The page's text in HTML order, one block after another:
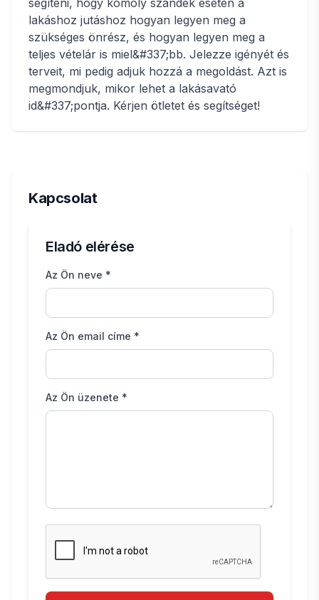
lakáshoz jutáshoz hogyan legyen meg a
szükséges önrész, és hogyan legyen meg a
teljes vételár is miel&#337;bb. Jelezze igényét és
terveit, mi pedig adjuk hozzá a megoldást. Azt is
megmondjuk, mikor lehet a lakásavató
id&#337;pontja. Kérjen ötletet és segítséget!
Kapcsolat
Eladó elérése
Az Ön neve *
Az Ön email címe *
Az Ön üzenete *